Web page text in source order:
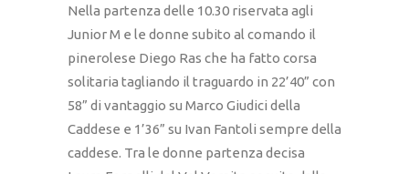
Nella partenza delle 10.30 riservata agli
Junior M e le donne subito al comando il
pinerolese Diego Ras che ha fatto corsa
solitaria tagliando il traguardo in 22’40” con
58” di vantaggio su Marco Giudici della
Caddese e 1’36” su Ivan Fantoli sempre della
caddese. Tra le donne partenza decisa